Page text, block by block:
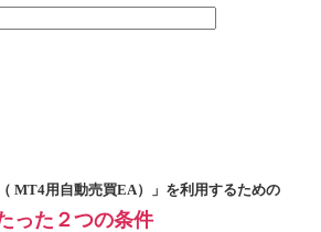
MT4用自動売買EA）」を利用するための
った２つの条件